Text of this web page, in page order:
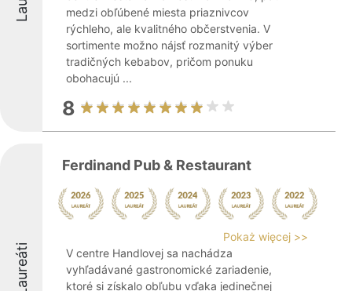
medzi obľúbené miesta priaznivcov
rýchleho, ale kvalitného občerstvenia. V
sortimente možno nájsť rozmanitý výber
tradičných kebabov, pričom ponuku
obohacujú ...
8
Laureáti
Ferdinand Pub & Restaurant
Pokaż więcej >>
V centre Handlovej sa nachádza
vyhľadávané gastronomické zariadenie,
ktoré si získalo obľubu vďaka jedinečnej